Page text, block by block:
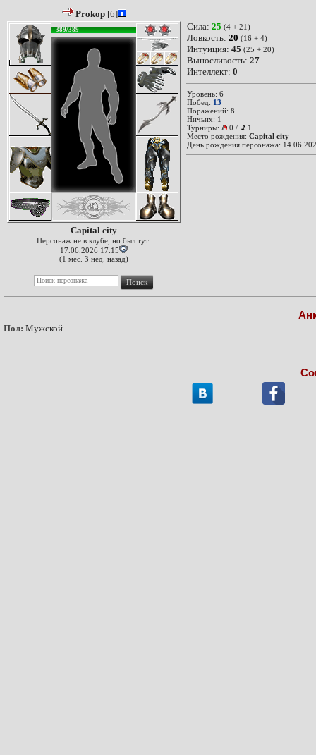
Prokop[6]
389/389
Capital city
Персонаж не в клубе, но был тут:
17.06.2026 17:15
(1 мес. 3 нед. назад)
Сила: 25 (4 + 21)
Ловкость: 20 (16 + 4)
Интуиция: 45 (25 + 20)
Выносливость: 27
Интеллект: 0
Уровень: 6
Побед: 13
Поражений: 8
Ничьих: 1
Турниры:
0 /
1
Место рождения: Capital city
День рождения персонажа:
Пол: Мужской